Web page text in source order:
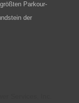
Parkour-
der